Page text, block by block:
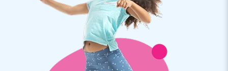
s'emerveiller et se faire prendre en photo. Ainsi, vous pouvez
être sûr que le public fera la queue dans votre magasin ou
étal de marché. Une boule "en verre" avec de la neige
convient certainement pour une ouverture ou une fête d'hiver.
Commandez une boule à neige dans le thème de